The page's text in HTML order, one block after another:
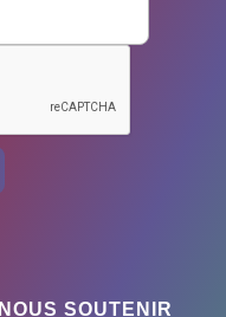
NOUS SOUTENIR